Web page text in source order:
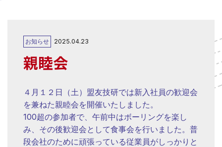
お知らせ 2025.04.23
親睦会
４月１２日（土）盟友技研では新入社員の歓迎会
を兼ねた親睦会を開催いたしました。
100超の参加者で、午前中はボーリングを楽し
み、その後歓迎会として食事会を行いました。普
段会社のために頑張っている従業員がしっかりと